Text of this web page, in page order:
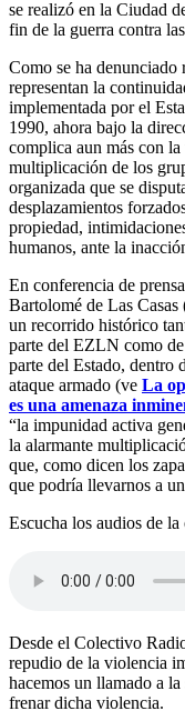
se realizó en la Ciudad
fin de la guerra contra
Como se ha denunciado
representan la
implementada por el
1990, ahora bajo la
complica aun más con
multiplicación de los
organizada que se
desplazamientos
propiedad,
humanos, ante la
En conferencia de
Bartolomé de Las
un recorrido histórico
parte del EZLN como
parte del Estado, dentro
ataque armado (ve La
es una amenaza
“la impunidad activa
la alarmante
que, como dicen los
que podría llevarnos a
Escucha los audios de
Desde el Colectivo
repudio de la violencia
hacemos un llamado a
frenar dicha violencia.